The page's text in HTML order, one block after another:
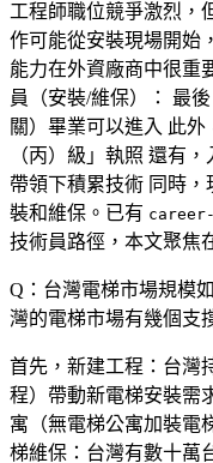
工程師職位競爭激烈，
作可能從安裝現場開始
能力在外資廠商中很重
員（安裝/維保）： 最
關）畢業可以進入 此
（丙）級」執照 還有
帶領下積累技術 同時
裝和維保。已有
技術員路徑，本文聚焦
Q：台灣電梯市場規模
灣的電梯市場有幾個支
首先， 新建工程 ：台灣
程）帶動新電梯安裝需
寓（無電梯公寓加裝電
梯維保 ：台灣有數十萬